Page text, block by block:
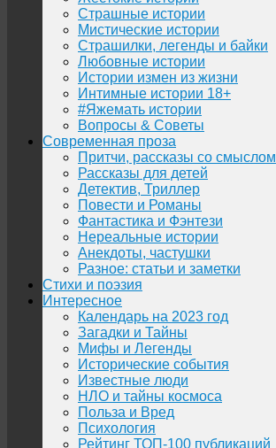
Страшные истории
Мистические истории
Страшилки, легенды и байки
Любовные истории
Истории измен из жизни
Интимные истории 18+
#Яжемать истории
Вопросы & Советы
Современная проза
Притчи, рассказы со смыслом
Рассказы для детей
Детектив, Триллер
Повести и Романы
Фантастика и Фэнтези
Нереальные истории
Анекдоты, частушки
Разное: статьи и заметки
Стихи и поэзия
Интересное
Календарь на 2023 год
Загадки и Тайны
Мифы и Легенды
Исторические события
Известные люди
НЛО и тайны космоса
Польза и Вред
Психология
Рейтинг ТОП-100 публикаций